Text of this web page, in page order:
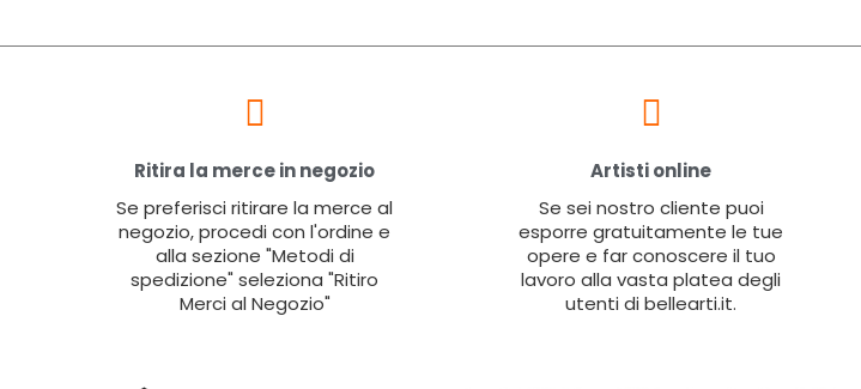
Ritira la merce in negozio
Se preferisci ritirare la merce al
negozio, procedi con l'ordine e
alla sezione "Metodi di
spedizione" seleziona "Ritiro
Merci al Negozio"
Artisti online
Se sei nostro cliente puoi
esporre gratuitamente le tue
opere e far conoscere il tuo
lavoro alla vasta platea degli
utenti di bellearti.it.